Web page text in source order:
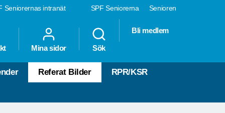
SPF Seniorerna Senioren
Seniorernas intranät
Mina sidor Sök
Bli medlem
Referat Bilder RPR/KSR